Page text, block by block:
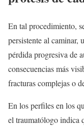
En tal procedimiento,
persistente al caminar,
pérdida progresiva de
consecuencias más
fracturas complejas o
En los perfiles en los
el traumatólogo indica